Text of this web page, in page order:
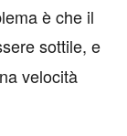
è che il
sottile, e
velocità